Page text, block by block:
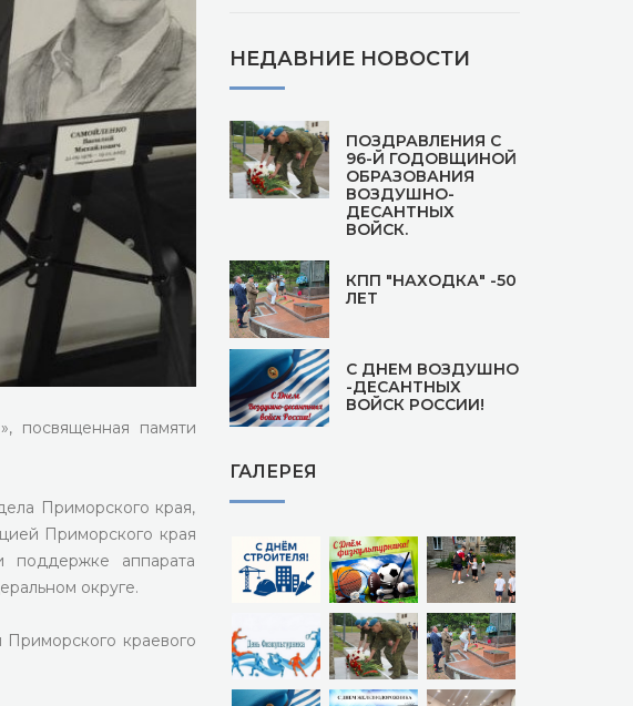
посвященная памяти
Приморского края,
Приморского края
аппарата
округе.
краевого
НЕДАВНИЕ НОВОСТИ
ПОЗДРАВЛЕНИЯ С
96-Й ГОДОВЩИНОЙ
ОБРАЗОВАНИЯ
ВОЗДУШНО-
ДЕСАНТНЫХ
ВОЙСК.
КПП "НАХОДКА" -50
ЛЕТ
С ДНЕМ ВОЗДУШНО
-ДЕСАНТНЫХ
ВОЙСК РОССИИ!
ГАЛЕРЕЯ